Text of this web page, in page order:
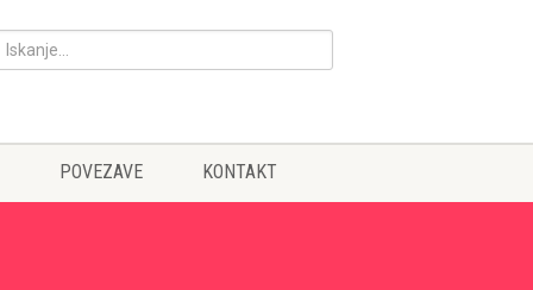
POVEZAVE KONTAKT